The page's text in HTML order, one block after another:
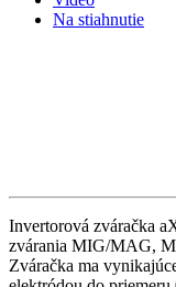
Na stiahnutie
Invertorová zváračka
zvárania MIG/MAG,
Zváračka ma